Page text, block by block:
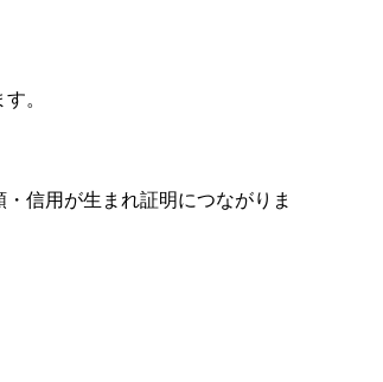
。
信用が生まれ証明につながりま